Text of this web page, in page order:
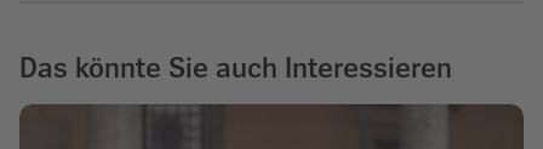
Das könnte Sie auch Interessieren